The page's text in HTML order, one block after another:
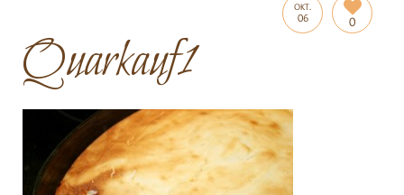
OKT.
06 0
Quarkauf1